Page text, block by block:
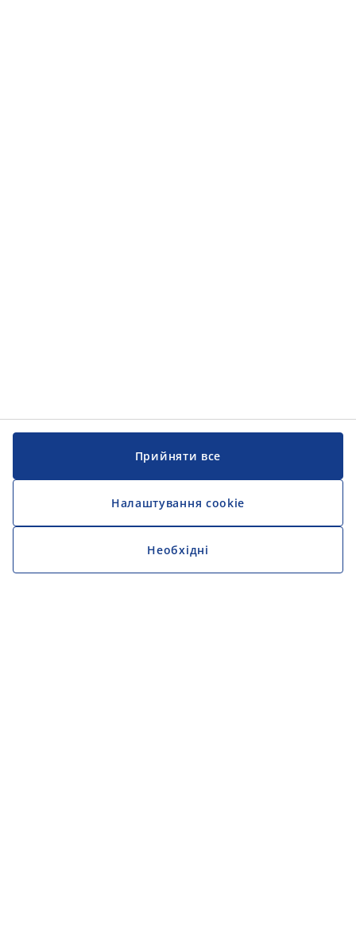
Прийняти все
Налаштування cookie
Необхідні